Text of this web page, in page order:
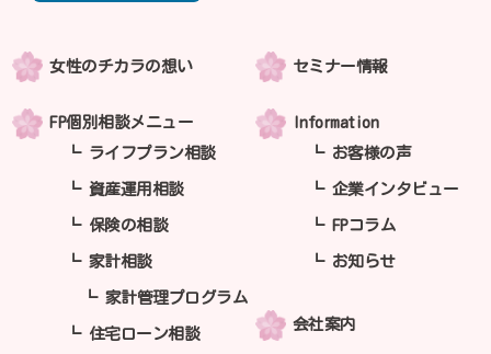
女性のチカラの想い
FP個別相談メニュー
ライフプラン相談
資産運用相談
保険の相談
家計相談
家計管理プログラム
住宅ローン相談
セミナー情報
Information
お客様の声
企業インタビュー
FPコラム
お知らせ
会社案内